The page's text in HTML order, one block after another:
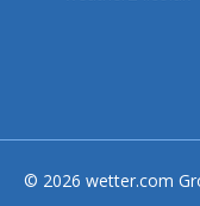
© 2026 wetter.com